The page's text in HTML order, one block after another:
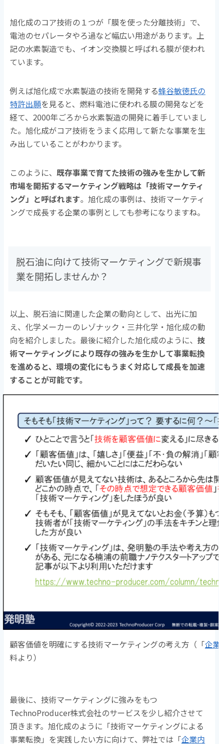
旭化成のコア技術の１つが「膜を使った分離技術」で、
電池のセパレータやろ過など幅広い用途があります。上
記の水素製造でも、イオン交換膜と呼ばれる膜が使われ
ています。
例えば旭化成で水素製造の技術を開発する蜂谷敏徳氏の
特許出願を見ると、燃料電池に使われる膜の開発などを
経て、2000年ごろから水素製造の開発に着手していまし
た。旭化成がコア技術をうまく応用して新たな事業を生
み出していることがわかります。
このように、既存事業で育てた技術の強みを生かして新
市場を開拓するマーケティング戦略は「技術マーケティ
ング」と呼ばれます。旭化成の事例は、技術マーケティ
ングで成長する企業の事例としても参考になりますね。
脱石油に向けて技術マーケティングで新規事
業を開拓しませんか？
以上、脱石油に関連した企業の動向として、出光に加
え、化学メーカーのレゾナック・三井化学・旭化成の動
向を紹介しました。最後に紹介した旭化成のように、技
術マーケティングにより既存の強みを生かして事業転換
を進めると、環境の変化にもうまく対応して成長を加速
することが可能です。
顧客価値を明確にする技術マーケティングの考え方（「企
料より）
最後に、技術マーケティングに強みをもつ
TechnoProducer株式会社のサービスを少し紹介させて
頂きます。旭化成のように「技術マーケティングによる
事業転換」を実践したい方に向けて、弊社では「企業内